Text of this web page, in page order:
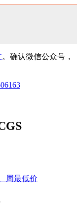
。确认微信公众号，
6163
周最低价